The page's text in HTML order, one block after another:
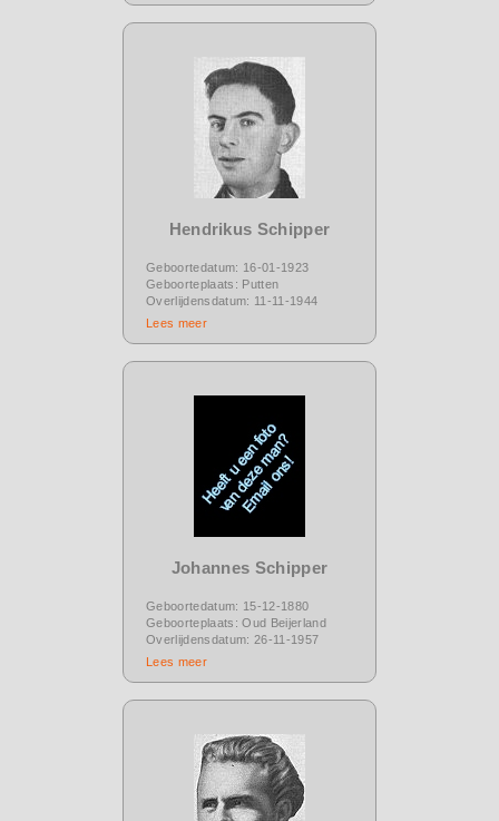
Hendrikus Schipper
Geboortedatum: 16-01-1923
Geboorteplaats: Putten
Overlijdensdatum: 11-11-1944
Lees meer
Johannes Schipper
Geboortedatum: 15-12-1880
Geboorteplaats: Oud Beijerland
Overlijdensdatum: 26-11-1957
Lees meer